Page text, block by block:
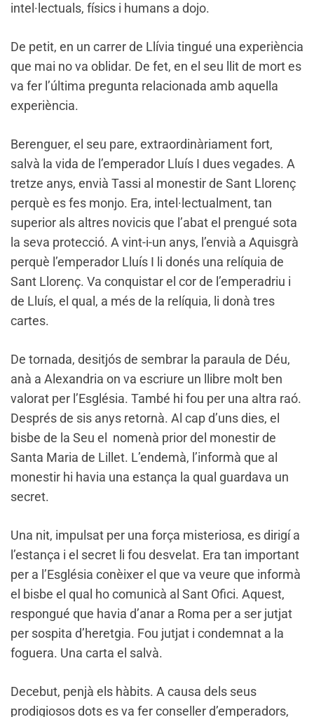
intel·lectuals, físics i humans a dojo.
De petit, en un carrer de Llívia tingué una experiència
que mai no va oblidar. De fet, en el seu llit de mort es
va fer l’última pregunta relacionada amb aquella
experiència.
Berenguer, el seu pare, extraordinàriament fort,
salvà la vida de l’emperador Lluís I dues vegades. A
tretze anys, envià Tassi al monestir de Sant Llorenç
perquè es fes monjo. Era, intel·lectualment, tan
superior als altres novicis que l’abat el prengué sota
la seva protecció. A vint-i-un anys, l’envià a Aquisgrà
perquè l’emperador Lluís I li donés una relíquia de
Sant Llorenç. Va conquistar el cor de l’emperadriu i
de Lluís, el qual, a més de la relíquia, li donà tres
cartes.
De tornada, desitjós de sembrar la paraula de Déu,
anà a Alexandria on va escriure un llibre molt ben
valorat per l’Església. També hi fou per una altra raó.
Després de sis anys retornà. Al cap d’uns dies, el
bisbe de la Seu el nomenà prior del monestir de
Santa Maria de Lillet. L’endemà, l’informà que al
monestir hi havia una estança la qual guardava un
secret.
Una nit, impulsat per una força misteriosa, es dirigí a
l’estança i el secret li fou desvelat. Era tan important
per a l’Església conèixer el que va veure que informà
el bisbe el qual ho comunicà al Sant Ofici. Aquest,
respongué que havia d’anar a Roma per a ser jutjat
per sospita d’heretgia. Fou jutjat i condemnat a la
foguera. Una carta el salvà.
Decebut, penjà els hàbits. A causa dels seus
prodigiosos dots es va fer conseller d’emperadors,